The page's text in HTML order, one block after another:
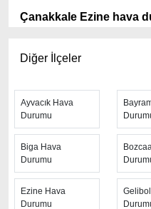
Çanakkale Ezine hava
durumu
tahminlerini
durumu olarak
kadar uzatılmış hava
yanında daha fazla
durumu tahminlerini
geniş tahmin süreleri,
ziyaretçilerine kaliteli
güncel Türkiye uydu
hareket yönü, yağış ve
Diğer İlçeler
Ayvacık Hava
Durumu
Biga Hava
Durumu
Ezine Hava
Durumu